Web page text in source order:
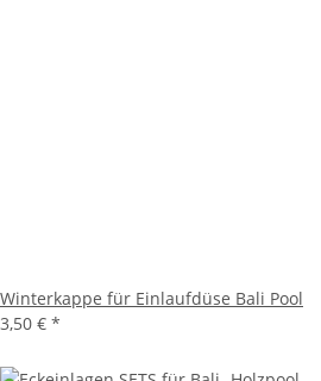
Winterkappe für Einlaufdüse Bali Pool
3,50 € *